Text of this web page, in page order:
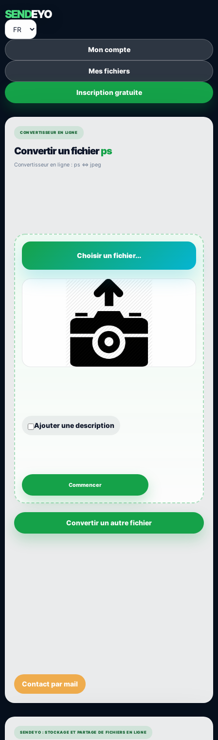
SENDEYO
Mon compte
Mes fichiers
Inscription gratuite
CONVERTISSEUR EN LIGNE
Convertir un fichierps
Convertisseur en ligne : ps ⇔ jpeg
Choisir un fichier...
Ajouter une description
Convertir un autre fichier
Contact par mail
SENDEYO : STOCKAGE ET PARTAGE DE FICHIERS EN LIGNE